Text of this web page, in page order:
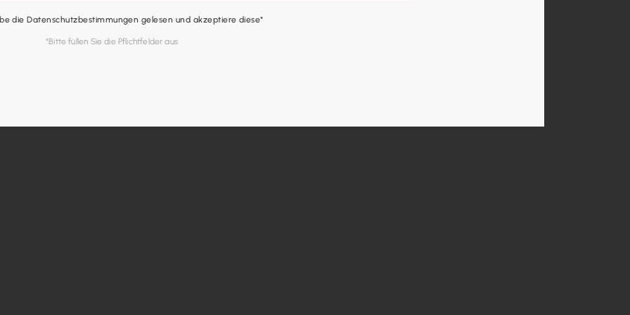
die Datenschutzbestimmungen gelesen und akzeptiere diese*
*Bitte füllen Sie die Pflichtfelder aus